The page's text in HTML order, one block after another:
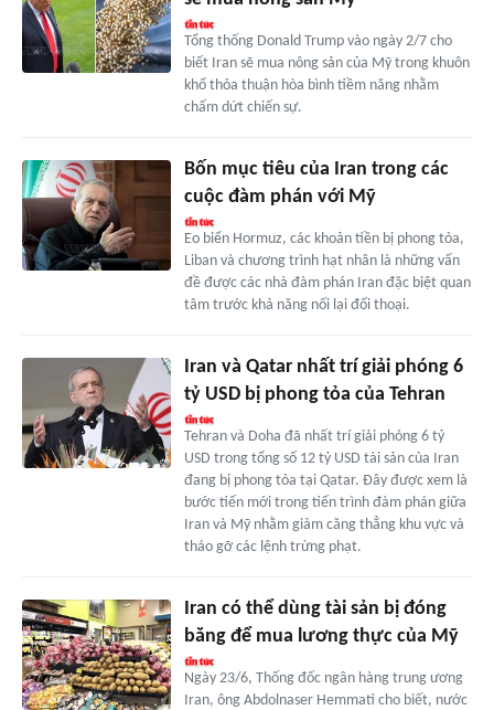
Tổng thống Donald Trump vào ngày 2/7 cho
biết Iran sẽ mua nông sản của Mỹ trong khuôn
khổ thỏa thuận hòa bình tiềm năng nhằm
chấm dứt chiến sự.
Bốn mục tiêu của Iran trong các
cuộc đàm phán với Mỹ
Eo biển Hormuz, các khoản tiền bị phong tỏa,
Liban và chương trình hạt nhân là những vấn
đề được các nhà đàm phán Iran đặc biệt quan
tâm trước khả năng nối lại đối thoại.
Iran và Qatar nhất trí giải phóng 6
tỷ USD bị phong tỏa của Tehran
Tehran và Doha đã nhất trí giải phóng 6 tỷ
USD trong tổng số 12 tỷ USD tài sản của Iran
đang bị phong tỏa tại Qatar. Đây được xem là
bước tiến mới trong tiến trình đàm phán giữa
Iran và Mỹ nhằm giảm căng thẳng khu vực và
tháo gỡ các lệnh trừng phạt.
Iran có thể dùng tài sản bị đóng
băng để mua lương thực của Mỹ
Ngày 23/6, Thống đốc ngân hàng trung ương
Iran, ông Abdolnaser Hemmati cho biết, nước